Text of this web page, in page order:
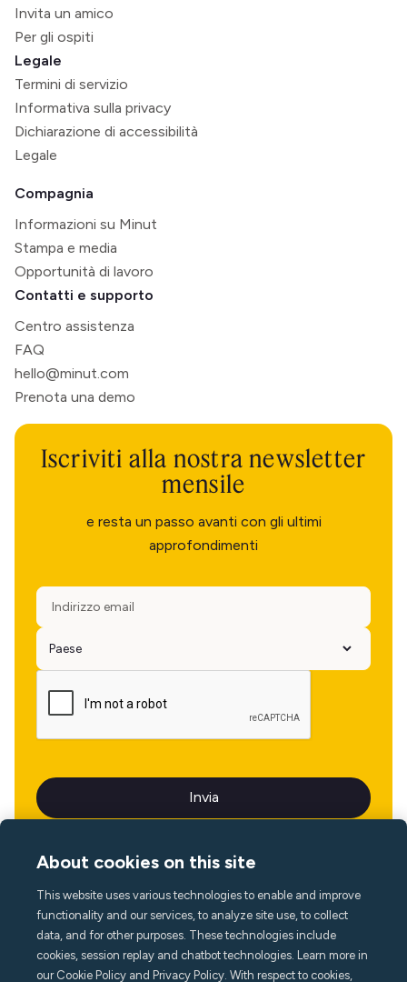
Invita un amico
Per gli ospiti
Legale
Termini di servizio
Informativa sulla privacy
Dichiarazione di accessibilità
Legale
Compagnia
Informazioni su Minut
Stampa e media
Opportunità di lavoro
Contatti e supporto
Centro assistenza
FAQ
hello@minut.com
Prenota una demo
Iscriviti alla nostra newsletter
mensile
e resta un passo avanti con gli ultimi
approfondimenti
Lingua
About cookies on this site
This website uses various technologies to enable and improve
functionality and our services, to analyze site use, to collect
data, and for other purposes. These technologies include
cookies, session replay and chatbot technologies. Learn more in
our Cookie Policy and Privacy Policy. With respect to cookies,